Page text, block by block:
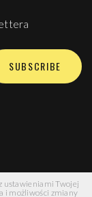
SUBSCRIBE
ustawieniami Twojej
i możliwości zmiany